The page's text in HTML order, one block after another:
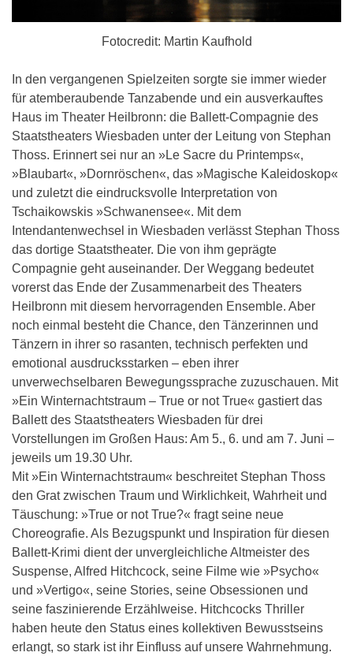
Fotocredit: Martin Kaufhold
In den vergangenen Spielzeiten sorgte sie immer wieder
für atemberaubende Tanzabende und ein ausverkauftes
Haus im Theater Heilbronn: die Ballett-Compagnie des
Staatstheaters Wiesbaden unter der Leitung von Stephan
Thoss. Erinnert sei nur an »Le Sacre du Printemps«,
»Blaubart«, »Dornröschen«, das »Magische Kaleidoskop«
und zuletzt die eindrucksvolle Interpretation von
Tschaikowskis »Schwanensee«. Mit dem
Intendantenwechsel in Wiesbaden verlässt Stephan Thoss
das dortige Staatstheater. Die von ihm geprägte
Compagnie geht auseinander. Der Weggang bedeutet
vorerst das Ende der Zusammenarbeit des Theaters
Heilbronn mit diesem hervorragenden Ensemble. Aber
noch einmal besteht die Chance, den Tänzerinnen und
Tänzern in ihrer so rasanten, technisch perfekten und
emotional ausdrucksstarken – eben ihrer
unverwechselbaren Bewegungssprache zuzuschauen. Mit
»Ein Winternachtstraum – True or not True« gastiert das
Ballett des Staatstheaters Wiesbaden für drei
Vorstellungen im Großen Haus: Am 5., 6. und am 7. Juni –
jeweils um 19.30 Uhr.
Mit »Ein Winternachtstraum« beschreitet Stephan Thoss
den Grat zwischen Traum und Wirklichkeit, Wahrheit und
Täuschung: »True or not True?« fragt seine neue
Choreografie. Als Bezugspunkt und Inspiration für diesen
Ballett-Krimi dient der unvergleichliche Altmeister des
Suspense, Alfred Hitchcock, seine Filme wie »Psycho«
und »Vertigo«, seine Stories, seine Obsessionen und
seine faszinierende Erzählweise. Hitchcocks Thriller
haben heute den Status eines kollektiven Bewusstseins
erlangt, so stark ist ihr Einfluss auf unsere Wahrnehmung.